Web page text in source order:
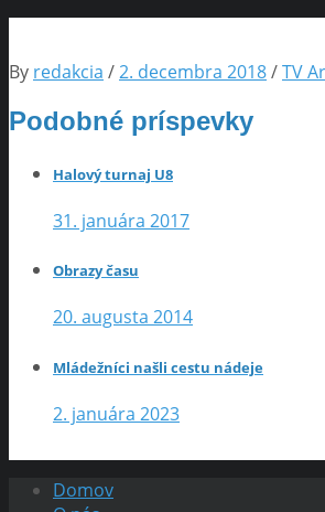
By redakcia /2. decembra 2018/TV
Podobné príspevky
Halový turnaj U8
31. januára 2017
Obrazy času
20. augusta 2014
Mládežníci našli cestu nádeje
2. januára 2023
Domov